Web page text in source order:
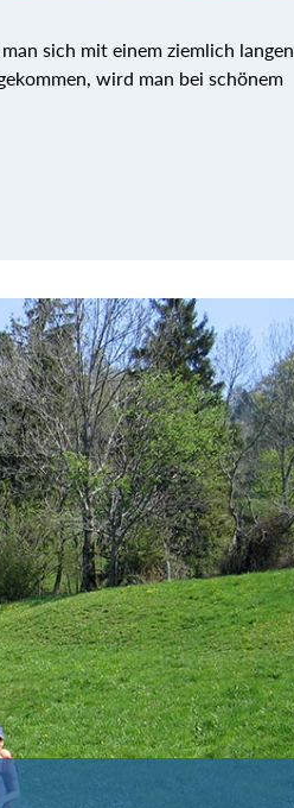
sich mit einem ziemlich langen
wird man bei schönem